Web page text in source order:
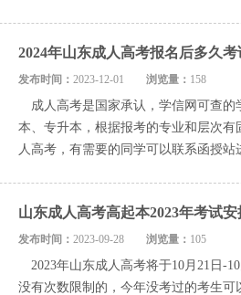
2024年山东成人高考报名后多久考
发布时间： 2023-12-01 浏览量： 158
成人高考是国家承认，学信网可查的
本、专升本，根据报考的专业和层次
人高考，有需要的同学可以联系函授站
山东成人高考高起本2023年考试安
发布时间： 2023-09-28 浏览量： 105
2023年山东成人高考将于10月21日-
没有次数限制的，今年没考过的考生